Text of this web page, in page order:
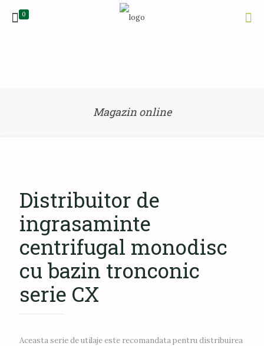
0
Magazin online
Distribuitor de
ingrasaminte
centrifugal monodisc
cu bazin tronconic
serie CX
Aceasta serie de utilaje este recomandata pentru distribuirea